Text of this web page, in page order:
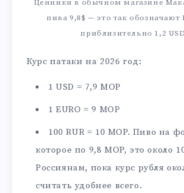
Ценники в обычном магазине
пива 9,8$ — это так обозначают
приблизительно 1,2 USD
Курс патаки на 2026 год:
1 USD = 7,9 MOP
1 EURO = 9 MOP
100 RUR = 10 MOP. Пиво на
которое по 9,8 MOP, это около
Россиянам, пока курс рубля
считать удобнее всего.